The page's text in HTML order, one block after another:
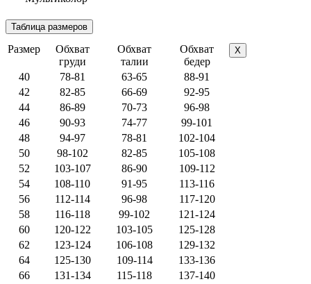
Размер
Обхват
груди
Обхват
талии
Обхват
бедер
X
40 78-81 63-65
88-91
42
82-85 66-69
92-95
44
86-89 70-73
96-98
46
90-93 74-77
99-101
48
94-97 78-81
102-104
50
98-102 82-85
105-108
52
103-107 86-90
109-112
54
108-110 91-95
113-116
56
112-114 96-98
117-120
58
116-118 99-102
121-124
60
120-122 103-105
125-128
62
123-124 106-108
129-132
64
125-130 109-114
133-136
66
131-134 115-118
137-140